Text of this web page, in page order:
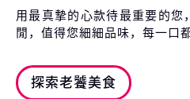
用最真摯的心款待最重要的您
閒，值得您細細品味，每一口
探索老饕美食